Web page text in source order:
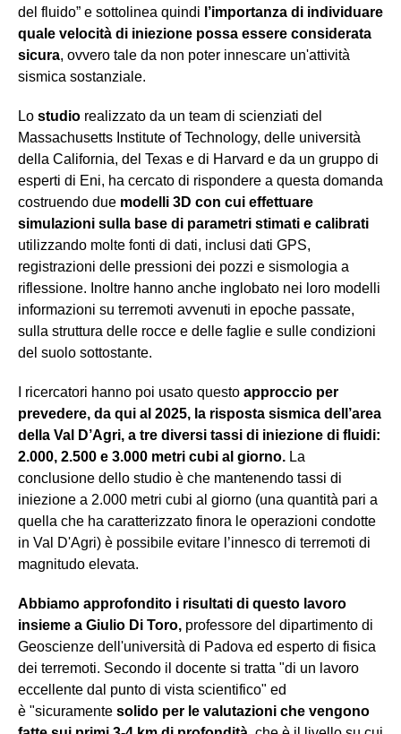
del fluido” e sottolinea quindi l’importanza di individuare
quale velocità di iniezione possa essere considerata
sicura, ovvero tale da non poter innescare un'attività
sismica sostanziale.
Lo studio realizzato da un team di scienziati del
Massachusetts Institute of Technology, delle università
della California, del Texas e di Harvard e da un gruppo di
esperti di Eni, ha cercato di rispondere a questa domanda
costruendo due modelli 3D con cui effettuare
simulazioni sulla base di parametri stimati e calibrati
utilizzando molte fonti di dati, inclusi dati GPS,
registrazioni delle pressioni dei pozzi e sismologia a
riflessione. Inoltre hanno anche inglobato nei loro modelli
informazioni su terremoti avvenuti in epoche passate,
sulla struttura delle rocce e delle faglie e sulle condizioni
del suolo sottostante.
I ricercatori hanno poi usato questo approccio per
prevedere, da qui al 2025, la risposta sismica dell’area
della Val D’Agri, a tre diversi tassi di iniezione di fluidi:
2.000, 2.500 e 3.000 metri cubi al giorno. La
conclusione dello studio è che mantenendo tassi di
iniezione a 2.000 metri cubi al giorno (una quantità pari a
quella che ha caratterizzato finora le operazioni condotte
in Val D'Agri) è possibile evitare l’innesco di terremoti di
magnitudo elevata.
Abbiamo approfondito i risultati di questo lavoro
insieme a Giulio Di Toro, professore del dipartimento di
Geoscienze dell'università di Padova ed esperto di fisica
dei terremoti. Secondo il docente si tratta "di un lavoro
eccellente dal punto di vista scientifico" ed
è "sicuramente solido per le valutazioni che vengono